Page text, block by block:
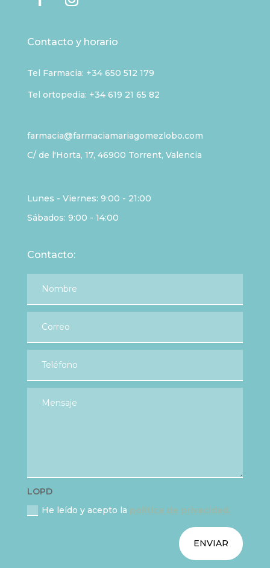
Contacto y horario
Tel Farmacia: +34 650 512 179
Tel ortopedia: +34 619 21 65 82
farmacia@farmaciamariagomezlobo.com
C/ de l'Horta, 17, 46900 Torrent, Valencia
Lunes - Viernes: 9:00 - 21:00
Sábados: 9:00 - 14:00
Contacto:
LOPD
He leído y acepto la política de privacidad.
ENVIAR